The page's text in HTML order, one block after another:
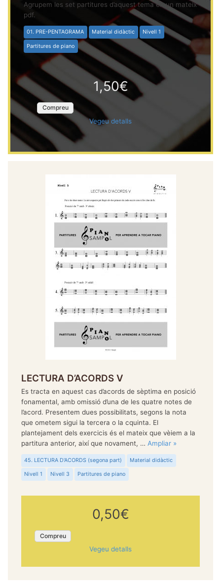
Agrupem les set partitures d’aquest tema en un mateix
pdf.
01. PRE-PENTAGRAMA Material didàctic Nivell 1
Partitures de piano
1,50€
Compreu
Vegeu detalls
LECTURA D’ACORDS V
Es tracta en aquest cas d’acords de sèptima en posició
fonamental, amb omissió d’una de les quatre notes de
l’acord. Presentem dues possibilitats, segons la nota
que ometem sigui la tercera o la cquinta. El
plantejament dels exercicis és el mateix que vèiem a la
partitura anterior, així que novament, … Ampliar »
45. LECTURA D'ACORDS (segona part) Material didàctic
Nivell 1 Nivell 3 Partitures de piano
0,50€
Compreu
Vegeu detalls